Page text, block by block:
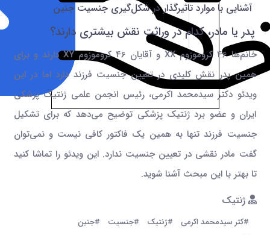
آشنایی با موارد تاثیرگذار در شکل‌گیری جنسیت جنین
پدر یا مادر، کدام در وراثت نقش بیشتری دارند؟
خانم‌ها 46 کروموزوم XX و آقایان 46 کروموزوم XY دارند و برای
همین پدر نقش کلیدی در تعیین جنسیت فرزند دارد اما در این
ویدئو دکتر سیدمحمد اکرمی، رئیس انجمن علمی ژنتیک پزشکی
ایران و عضو برد ژنتیک پزشکی توضیح می‌دهد که برای تشکیل
جنسیت فرزند تنها به همین یک فاکتور کافی نیست و نمی‌توان
گفت مادر نقشی در تعیین جنسیت ندارد. این ویدئو را تماشا کنید
تا بهتر با این مبحث آشنا شوید.
ژنتیک
#کتر سیدمحمد اکرمی #ژنتیک #جنسیت #جنین